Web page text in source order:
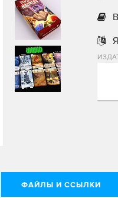
ФАЙЛЫ И ССЫЛКИ